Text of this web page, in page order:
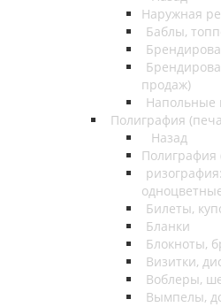
Наружная
Баблы,
продаж)
Напольные
Полиграфия
Назад
Полиграфия
Билеты,
Бланки
Блокноты,
Визитки,
Воблеры,
Вымпелы,